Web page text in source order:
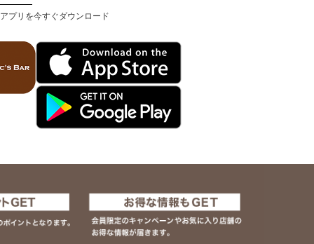
プリを今すぐダウンロード